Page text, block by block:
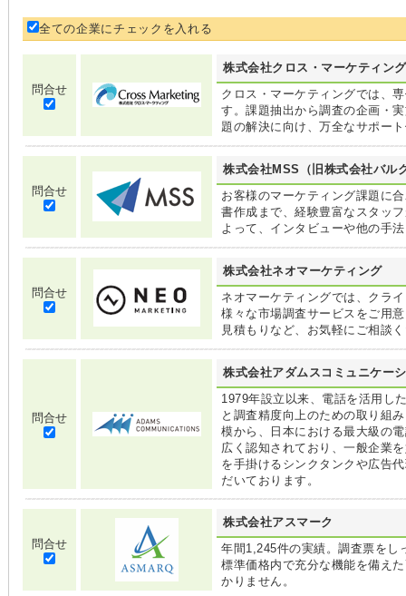
全ての企業にチェックを入れる
問合せ
株式会社クロス・マーケティング
クロス・マーケティングでは、
す。課題抽出から調査の企画・
題の解決に向け、万全なサポー
問合せ
株式会社MSS（旧株式会社バル
お客様のマーケティング課題に
書作成まで、経験豊富なスタッ
よって、インタビューや他の手
問合せ
株式会社ネオマーケティング
ネオマーケティングでは、クラ
様々な市場調査サービスをご用
見積もりなど、お気軽にご相談
問合せ
株式会社アダムスコミュニケー
1979年設立以来、電話を活用し
と調査精度向上のための取り組
模から、日本における最大級の
広く認知されており、一般企業
を手掛けるシンクタンクや広告
だいております。
問合せ
株式会社アスマーク
年間1,245件の実績。調査票をし
標準価格内で充分な機能を備え
かりません。